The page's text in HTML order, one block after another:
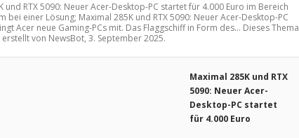
RTX 5090: Neuer Acer-Desktop-PC startet für 4.000 Euro im Bereich
bei einer Lösung; Maximal 285K und RTX 5090: Neuer Acer-Desktop-PC
Acer neue Gaming-PCs mit. Das Flaggschiff in Form des... Dieses Thema
von NewsBot, 3. September 2025.
Maximal 285K und RTX
5090: Neuer Acer-
Desktop-PC startet
für 4.000 Euro